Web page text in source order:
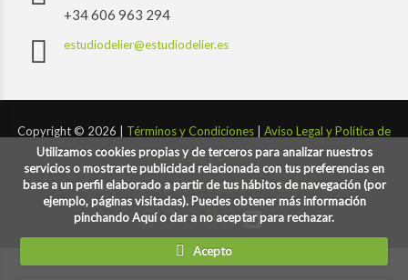
Utilizamos cookies propias y de terceros para analizar nuestros
servicios o mostrarte publicidad relacionada con tus preferencias en
base a un perfil elaborado a partir de tus hábitos de navegación (por
ejemplo, páginas visitadas). Puedes obtener más información
pinchando Aquí o dar a no aceptar para rechazar.
Acepto
+34 606 963 294
estudiodelier@estudiodelier.es
Copyright © 2026 | Términos y Condiciones
Aviso Legal y Política de
Privacidad y Cookies
Desarrollado por:codigoconsentido.com